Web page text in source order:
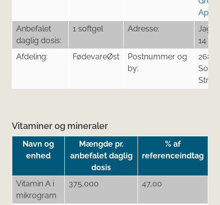
ApS
Anbefalet
daglig dosis:
1 softgel Adresse:
14
Afdeling:
FødevareØst
Postnummer og
by:
2680
Vitaminer og mineraler
Navn og
enhed
Mængde pr.
anbefalet daglig
dosis
% af
referenceindtag
Vitamin A i
mikrogram
375,000 47,00